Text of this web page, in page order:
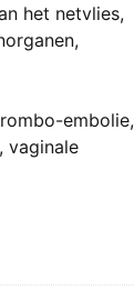
het netvlies,
embolie,
vaginale